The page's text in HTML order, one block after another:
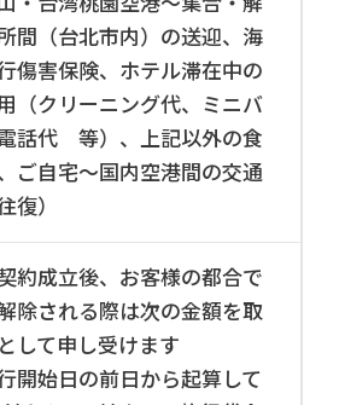
間（台北市内）の送迎、海
傷害保険、ホテル滞在中の
（クリーニング代、ミニバ
話代 等）、上記以外の食
ご自宅～国内空港間の交通
復）
約成立後、お客様の都合で
除される際は次の金額を取
して申し受けます
開始日の前日から起算して